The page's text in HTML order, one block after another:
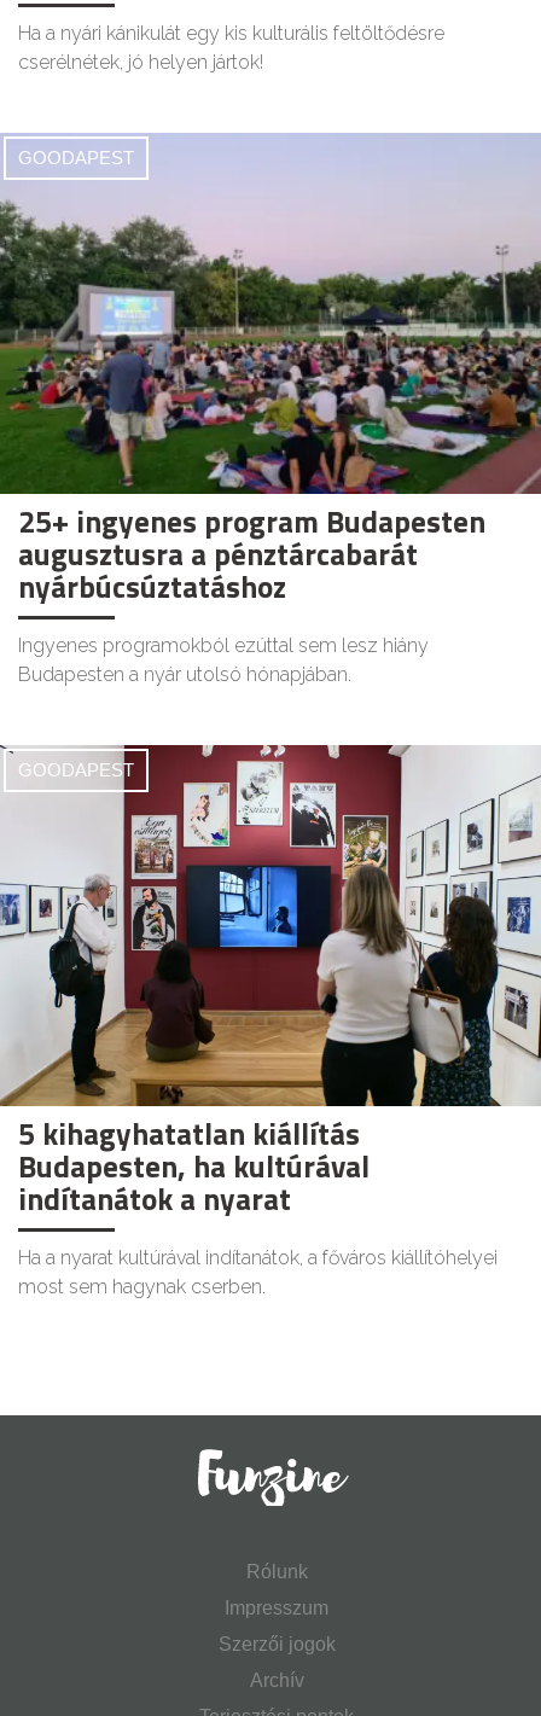
Ha a nyári kánikulát egy kis kulturális feltöltődésre
cserélnétek, jó helyen jártok!
GOODAPEST
25+ ingyenes program Budapesten
augusztusra a pénztárcabarát
nyárbúcsúztatáshoz
Ingyenes programokból ezúttal sem lesz hiány
Budapesten a nyár utolsó hónapjában.
GOODAPEST
5 kihagyhatatlan kiállítás
Budapesten, ha kultúrával
indítanátok a nyarat
Ha a nyarat kultúrával indítanátok, a főváros kiállítóhelyei
most sem hagynak cserben.
Rólunk
Impresszum
Szerzői jogok
Archív